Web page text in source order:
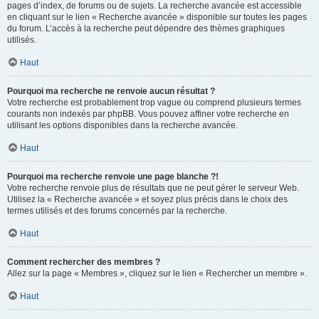
pages d’index, de forums ou de sujets. La recherche avancée est accessible
en cliquant sur le lien « Recherche avancée » disponible sur toutes les pages
du forum. L’accès à la recherche peut dépendre des thèmes graphiques
utilisés.
Haut
Pourquoi ma recherche ne renvoie aucun résultat ?
Votre recherche est probablement trop vague ou comprend plusieurs termes
courants non indexés par phpBB. Vous pouvez affiner votre recherche en
utilisant les options disponibles dans la recherche avancée.
Haut
Pourquoi ma recherche renvoie une page blanche ?!
Votre recherche renvoie plus de résultats que ne peut gérer le serveur Web.
Utilisez la « Recherche avancée » et soyez plus précis dans le choix des
termes utilisés et des forums concernés par la recherche.
Haut
Comment rechercher des membres ?
Allez sur la page « Membres », cliquez sur le lien « Rechercher un membre ».
Haut